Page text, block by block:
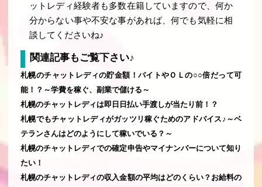
ットレディ経験者も多数在籍していますので、何か
分からない事や不安な事があれば、何でも気軽に相
談してくださいね♪
関連記事もご覧下さい♪
札幌のチャットレディの貯金額！バイトやＯＬの○○倍だって可
能！？～学費を稼ぐ、副業で儲ける～
札幌のチャットレディは即日日払い手渡しが当たり前！？
札幌でもチャットレディがガッツリ稼ぐためのアドバイス♪～ベ
テランさんはどのようにして稼いでいる？～
札幌のチャットレディでの確定申告やマイナンバーについて知り
たい！
札幌のチャットレディの収入金額の平均はどのくらい？お給料の